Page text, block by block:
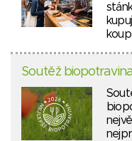
Soutěž